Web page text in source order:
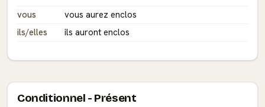
vous
vous aurez enclos
ils/elles
ils auront enclos
Conditionnel - Présent